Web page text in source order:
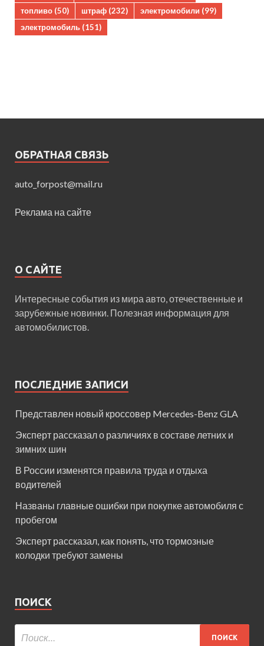
топливо (50) штраф (232) электромобили (99)
электромобиль (151)
ОБРАТНАЯ СВЯЗЬ
auto_forpost@mail.ru
Реклама на сайте
О САЙТЕ
Интересные события из мира авто, отечественные и
зарубежные новинки. Полезная информация для
автомобилистов.
ПОСЛЕДНИЕ ЗАПИСИ
Представлен новый кроссовер Mercedes-Benz GLA
Эксперт рассказал о различиях в составе летних и
зимних шин
В России изменятся правила труда и отдыха
водителей
Названы главные ошибки при покупке автомобиля с
пробегом
Эксперт рассказал, как понять, что тормозные
колодки требуют замены
ПОИСК